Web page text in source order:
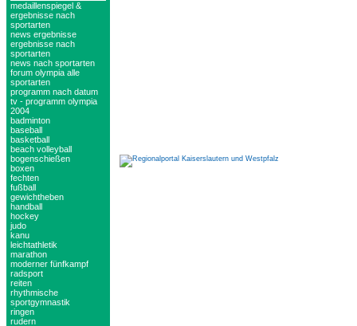
medaillenspiegel &
ergebnisse nach
sportarten
news ergebnisse
ergebnisse nach
sportarten
news nach sportarten
forum olympia alle
sportarten
programm nach datum
tv - programm olympia
2004
badminton
baseball
basketball
beach volleyball
bogenschießen
boxen
fechten
fußball
gewichtheben
handball
hockey
judo
kanu
leichtathletik
marathon
moderner fünfkampf
radsport
reiten
rhythmische
sportgymnastik
ringen
rudern